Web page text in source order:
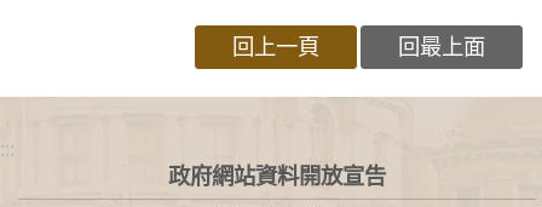
回上一頁 回最上面
:::
政府網站資料開放宣告